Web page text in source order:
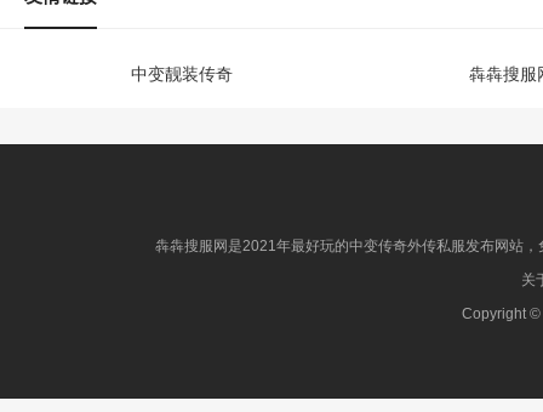
中变靓装传奇 犇犇搜服
犇犇搜服网是2021年最好玩的中变传奇外传私服发布网站
关
Copyright